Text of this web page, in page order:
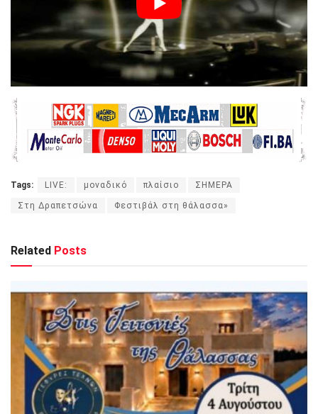
Tags: LIVE: μοναδικό πλαίσιο ΣΗΜΕΡΑ
Στη Δραπετσώνα Φεστιβάλ στη θάλασσα»
Related Posts